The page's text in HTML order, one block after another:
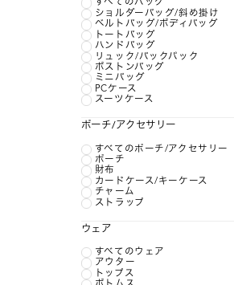
すべてのバッグ
ショルダーバッグ/斜め掛け
ベルトバッグ/ボディバッグ
トートバッグ
ハンドバッグ
リュック/バックパック
ボストンバッグ
ミニバッグ
PCケース
スーツケース
ポーチ/アクセサリー
すべてのポーチ/アクセサリー
ポーチ
財布
カードケース/キーケース
チャーム
ストラップ
ウェア
すべてのウェア
アウター
トップス